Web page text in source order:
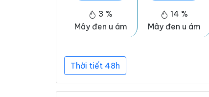
3 %
Mây đen u ám
14 %
Mây đen u ám
Thời tiết 48h